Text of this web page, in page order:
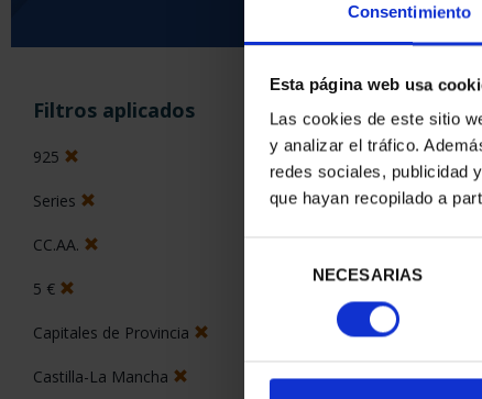
Consentimiento
Esta página web usa
Las cookies de este sitio
y analizar el tráfico.
redes sociales, publicidad
que hayan recopilado a
consentimiento
NECESARIAS
Filtros aplicados
925
Series
CC.AA.
5 €
Capitales de Provincia
Castilla-La Mancha
ORDENAR POR:
1 Productos